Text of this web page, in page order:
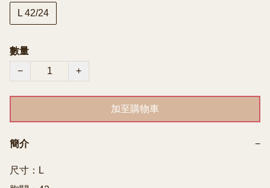
L 42/24
數量
−
+
加至購物車
簡介 −
尺寸：L